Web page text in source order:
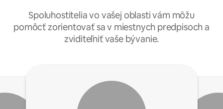
Spoluhostitelia vo vašej oblasti vám môžu
pomôcť zorientovať sa v miestnych predpisoch a
zviditeľniť vaše bývanie.